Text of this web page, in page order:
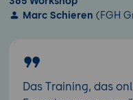
Marc Schieren (FGH
Das Training, das